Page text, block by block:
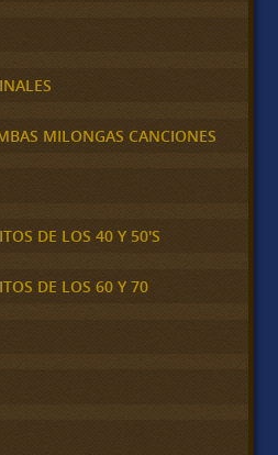
MILONGAS CANCIONES
DE LOS 40 Y 50'S
DE LOS 60 Y 70